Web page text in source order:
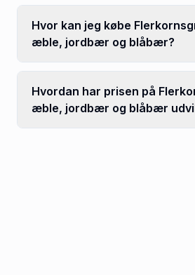
Hvor kan jeg købe
æble, jordbær og blåbær?
Hvordan har prisen på
æble, jordbær og blåbær